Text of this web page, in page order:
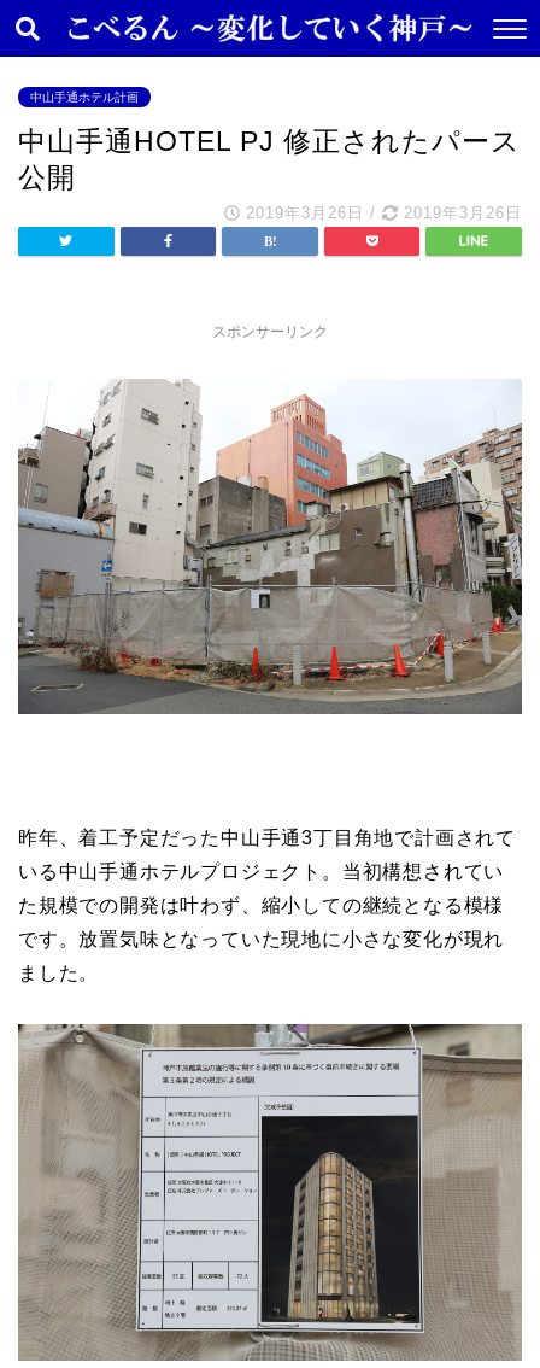
中山手通ホテル計画
中山手通HOTEL PJ 修正されたパース
公開
2019年3月26日 / 2019年3月26日
スポンサーリンク
昨年、着工予定だった中山手通3丁目角地で計画されて
いる中山手通ホテルプロジェクト。当初構想されてい
た規模での開発は叶わず、縮小しての継続となる模様
です。放置気味となっていた現地に小さな変化が現れ
ました。